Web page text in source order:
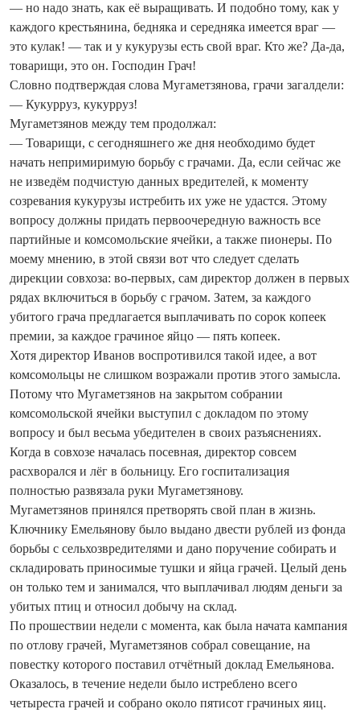
— но надо знать, как её выращивать. И подобно тому, как у
каждого крестьянина, бедняка и середняка имеется враг —
это кулак! — так и у кукурузы есть свой враг. Кто же? Да-да,
товарищи, это он. Господин Грач!
Словно подтверждая слова Мугаметзянова, грачи загалдели:
— Кукурруз, кукурруз!
Мугаметзянов между тем продолжал:
— Товарищи, с сегодняшнего же дня необходимо будет
начать непримиримую борьбу с грачами. Да, если сейчас же
не изведём подчистую данных вредителей, к моменту
созревания кукурузы истребить их уже не удастся. Этому
вопросу должны придать перво­очередную важность все
партийные и комсомольские ячейки, а также пионеры. По
моему мнению, в этой связи вот что следует сделать
дирекции совхоза: во-первых, сам директор должен в первых
рядах включиться в борьбу с грачом. Затем, за каждого
убитого грача предлагается выплачивать по сорок копеек
премии, за каждое грачиное яйцо — пять копеек.
Хотя директор Иванов воспротивился такой идее, а вот
комсомольцы не слишком возражали против этого замысла.
Потому что Мугаметзянов на закрытом собрании
комсомольской ячейки выступил с докладом по этому
вопросу и был весьма убедителен в своих разъяснениях.
Когда в совхозе началась посевная, директор совсем
расхворался и лёг в больницу. Его госпитализация
полностью развязала руки Мугаметзянову.
Мугаметзянов принялся претворять свой план в жизнь.
Ключнику Емельянову было выдано двести рублей из фонда
борьбы с сельхозвредителями и дано поручение собирать и
складировать приносимые тушки и яйца грачей. Целый день
он только тем и занимался, что выплачивал людям деньги за
убитых птиц и относил добычу на склад.
По прошествии недели с момента, как была начата кампания
по отлову грачей, Мугаметзянов собрал совещание, на
повестку которого поставил отчётный доклад Емельянова.
Оказалось, в течение недели было истреблено всего
четыреста грачей и собрано около пятисот грачиных яиц.